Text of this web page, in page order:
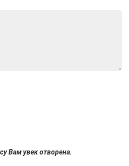
Вам увек отворена.